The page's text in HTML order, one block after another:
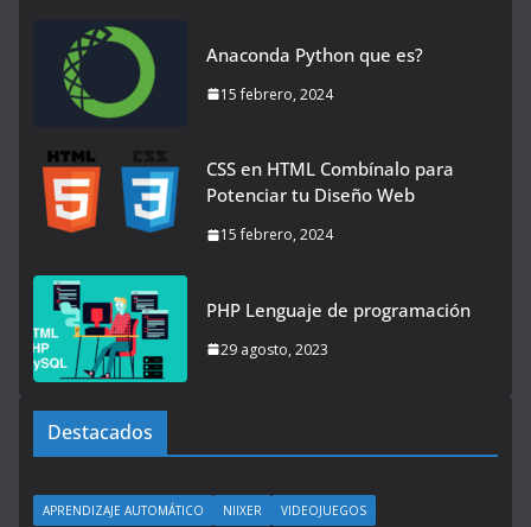
Anaconda Python que es?
15 febrero, 2024
CSS en HTML Combínalo para
Potenciar tu Diseño Web
15 febrero, 2024
PHP Lenguaje de programación
29 agosto, 2023
Destacados
APRENDIZAJE AUTOMÁTICO NIIXER VIDEOJUEGOS